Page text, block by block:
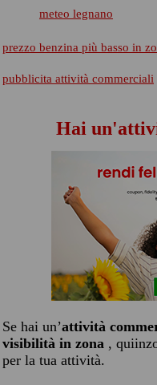
meteo legnano
prezzo benzina più basso in
pubblicita attività commerciali
Hai
Se hai un’attività
visibilità in zona ,
per la tua attività.